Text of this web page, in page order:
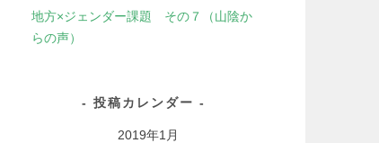
地方×ジェンダー課題 その７（山陰か
らの声）
投稿カレンダー
2019年1月